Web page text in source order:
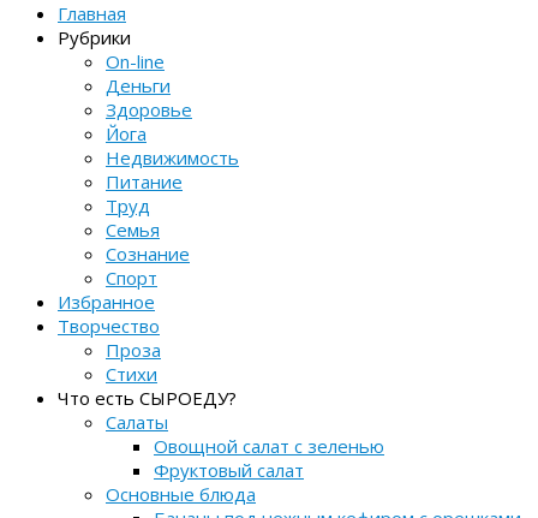
Главная
Рубрики
On-line
Деньги
Здоровье
Йога
Недвижимость
Питание
Труд
Семья
Сознание
Спорт
Избранное
Творчество
Проза
Стихи
Что есть СЫРОЕДУ?
Салаты
Овощной салат с зеленью
Фруктовый салат
Основные блюда